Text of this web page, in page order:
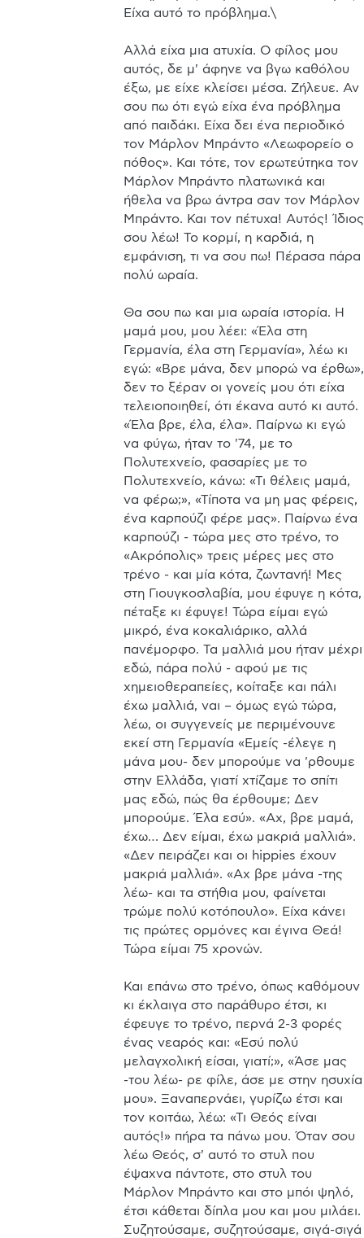
Είχα αυτό το πρόβλημα.\
Αλλά είχα μια ατυχία. Ο φίλος μου
αυτός, δε μ' άφηνε να βγω καθόλου
έξω, με είχε κλείσει μέσα. Ζήλευε. Αν
σου πω ότι εγώ είχα ένα πρόβλημα
από παιδάκι. Είχα δει ένα περιοδικό
τον Μάρλον Μπράντο «Λεωφορείο ο
πόθος». Και τότε, τον ερωτεύτηκα τον
Μάρλον Μπράντο πλατωνικά και
ήθελα να βρω άντρα σαν τον Μάρλον
Μπράντο. Και τον πέτυχα! Αυτός! Ίδιος
σου λέω! Το κορμί, η καρδιά, η
εμφάνιση, τι να σου πω! Πέρασα πάρα
πολύ ωραία.
Θα σου πω και μια ωραία ιστορία. Η
μαμά μου, μου λέει: «Έλα στη
Γερμανία, έλα στη Γερμανία», λέω κι
εγώ: «Βρε μάνα, δεν μπορώ να έρθω»,
δεν το ξέραν οι γονείς μου ότι είχα
τελειοποιηθεί, ότι έκανα αυτό κι αυτό.
«Έλα βρε, έλα, έλα». Παίρνω κι εγώ
να φύγω, ήταν το '74, με το
Πολυτεχνείο, φασαρίες με το
Πολυτεχνείο, κάνω: «Τι θέλεις μαμά,
να φέρω;», «Τίποτα να μη μας φέρεις,
ένα καρπούζι φέρε μας». Παίρνω ένα
καρπούζι - τώρα μες στο τρένο, το
«Ακρόπολις» τρεις μέρες μες στο
τρένο - και μία κότα, ζωντανή! Μες
στη Γιουγκοσλαβία, μου έφυγε η κότα,
πέταξε κι έφυγε! Τώρα είμαι εγώ
μικρό, ένα κοκαλιάρικο, αλλά
πανέμορφο. Τα μαλλιά μου ήταν μέχρι
εδώ, πάρα πολύ - αφού με τις
χημειοθεραπείες, κοίταξε και πάλι
έχω μαλλιά, ναι – όμως εγώ τώρα,
λέω, οι συγγενείς με περιμένουνε
εκεί στη Γερμανία «Εμείς -έλεγε η
μάνα μου- δεν μπορούμε να 'ρθουμε
στην Ελλάδα, γιατί χτίζαμε το σπίτι
μας εδώ, πώς θα έρθουμε; Δεν
μπορούμε. Έλα εσύ». «Αχ, βρε μαμά,
έχω… Δεν είμαι, έχω μακριά μαλλιά».
«Δεν πειράζει και οι hippies έχουν
μακριά μαλλιά». «Αχ βρε μάνα -της
λέω- και τα στήθια μου, φαίνεται
τρώμε πολύ κοτόπουλο». Είχα κάνει
τις πρώτες ορμόνες και έγινα Θεά!
Τώρα είμαι 75 χρονών.
Και επάνω στο τρένο, όπως καθόμουν
κι έκλαιγα στο παράθυρο έτσι, κι
έφευγε το τρένο, περνά 2-3 φορές
ένας νεαρός και: «Εσύ πολύ
μελαγχολική είσαι, γιατί;», «Άσε μας
-του λέω- ρε φίλε, άσε με στην ησυχία
μου». Ξαναπερνάει, γυρίζω έτσι και
τον κοιτάω, λέω: «Τι Θεός είναι
αυτός!» πήρα τα πάνω μου. Όταν σου
λέω Θεός, σ' αυτό το στυλ που
έψαχνα πάντοτε, στο στυλ του
Μάρλον Μπράντο και στο μπόι ψηλό,
έτσι κάθεται δίπλα μου και μου μιλάει.
Συζητούσαμε, συζητούσαμε, σιγά-σιγά